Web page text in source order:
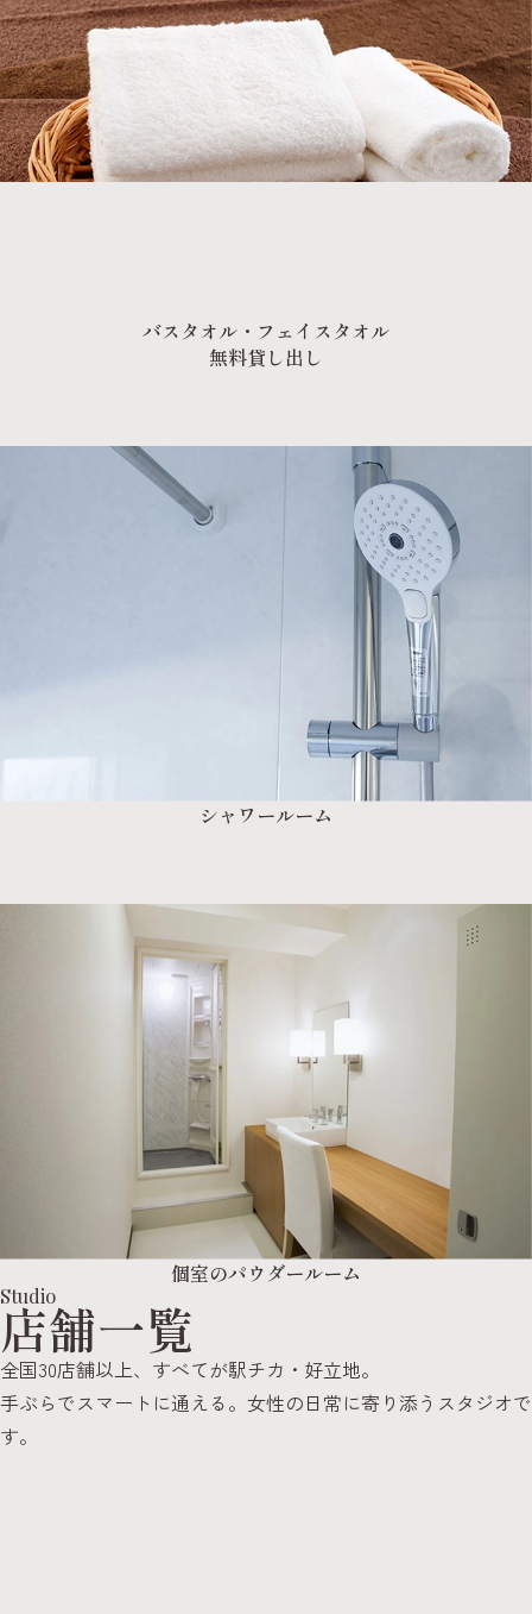
バスタオル・フェイスタオル
無料貸し出し
シャワールーム
個室のパウダールーム
Studio
店舗一覧
全国30店舗以上、すべてが駅チカ・好立地。
手ぶらでスマートに通える。女性の日常に寄り添うスタジオで
す。